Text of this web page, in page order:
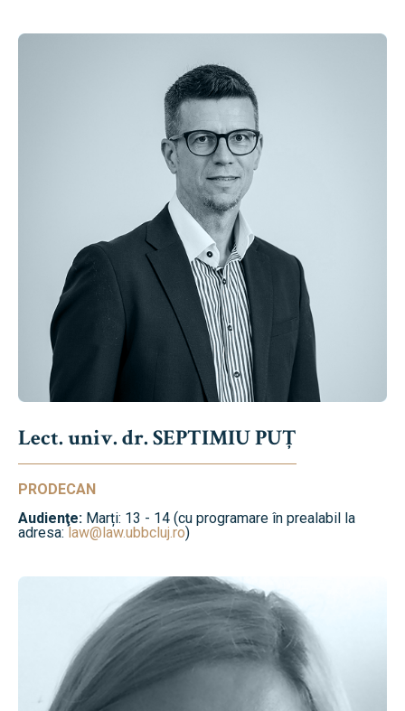
Lect. univ. dr. SEPTIMIU PUȚ
PRODECAN
Audienţe: Marți: 13 - 14 (cu programare în prealabil la
adresa:law@law.ubbcluj.ro)